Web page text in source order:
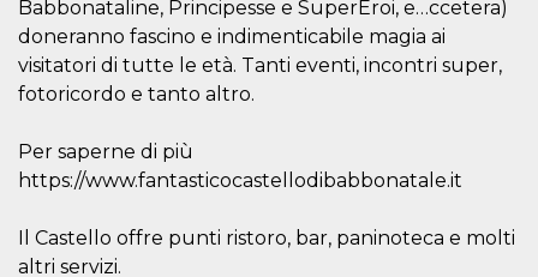
Babbonataline, Principesse e SuperEroi, e…ccetera)
doneranno fascino e indimenticabile magia ai
visitatori di tutte le età. Tanti eventi, incontri super,
fotoricordo e tanto altro.
Per saperne di più
https://www.fantasticocastellodibabbonatale.it
Il Castello offre punti ristoro, bar, paninoteca e molti
altri servizi.
Nome
Provider /
c_user
Meta
4
Cookie di